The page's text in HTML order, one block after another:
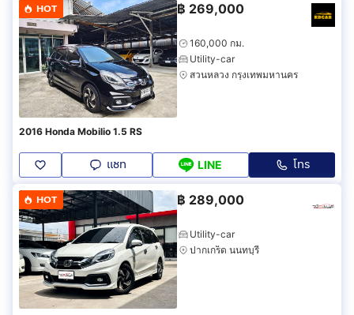
HOT ฿ 269,000
160,000 กม.
Utility-car
สวนหลวง กรุงเทพมหานคร
2016 Honda Mobilio 1.5 RS
แชท LINE โทร
HOT ฿ 289,000
Utility-car
ปากเกร็ด นนทบุรี